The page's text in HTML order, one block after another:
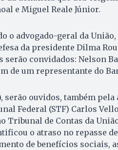
e Miguel Reale Júnior.
o advogado-geral da União,
da presidente Dilma
convidados: Nelson
de um representante do
ouvidos, também pela
Federal (STF) Carlos
Tribunal de Contas da
o atraso no repasse
de benefícios sociais,